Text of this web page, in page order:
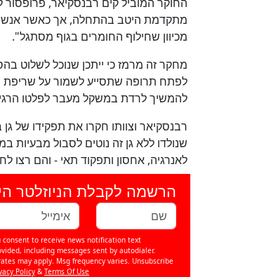
מתקדמת היטב בהתחלה, אך כאשר
מכיוון שחילוף החומרים בגוף מסתגל".
מחקר זה מרמז כי ייתכן שנוכל לשלוט
לפתח תרופה שתסייע לשמור על שריפת
להמשיך לרדת במשקל מעבר לפלטו
שנולדו ללא גן זה נוטים לסבול מבעיות
לאנרגיה, אחסון ותפקוד תאי - והם רצו
הרשמה לקבלת הניוזלטר
to receive news notification text
including messages sent by autodialer.
may apply. Msg frequency varies. Unsubscribe
Policy & Terms Of Use